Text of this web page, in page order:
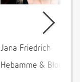
Jana Friedrich
Hebamme &